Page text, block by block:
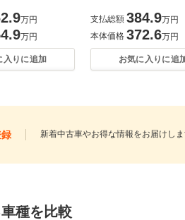
万円
万円
入りに追加
支払総額 384.9万円
本体価格 372.6万円
お気に入りに追
新着中古車やお得な情報をお届けし
種を比較